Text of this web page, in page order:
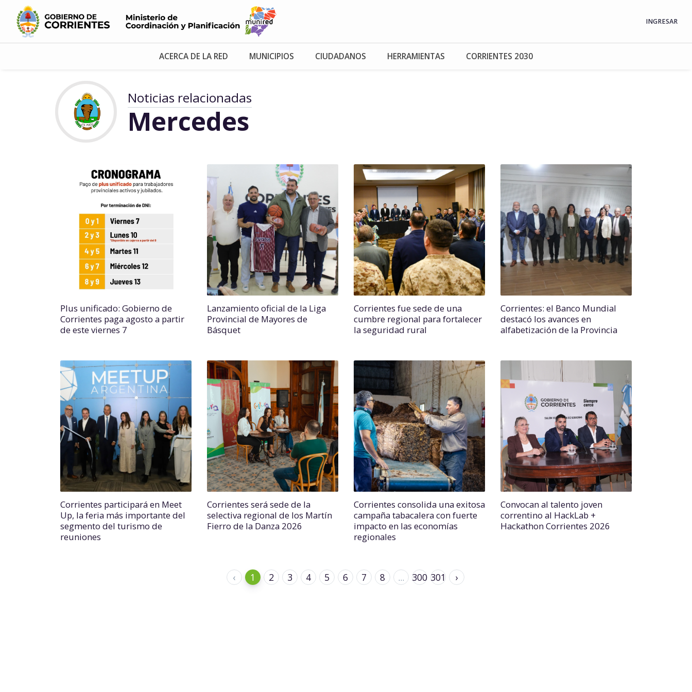
INGRESAR
ACERCA DE LA RED MUNICIPIOS CIUDADANOS HERRAMIENTAS CORRIENTES 2030
Noticias relacionadas
Mercedes
Plus unificado: Gobierno de
Corrientes paga agosto a partir
de este viernes 7
Lanzamiento oficial de la Liga
Provincial de Mayores de
Básquet
Corrientes fue sede de una
cumbre regional para fortalecer
la seguridad rural
Corrientes: el Banco Mundial
destacó los avances en
alfabetización de la Provincia
Corrientes participará en Meet
Up, la feria más importante del
segmento del turismo de
reuniones
Corrientes será sede de la
selectiva regional de los Martín
Fierro de la Danza 2026
Corrientes consolida una exitosa
campaña tabacalera con fuerte
impacto en las economías
regionales
Convocan al talento joven
correntino al HackLab +
Hackathon Corrientes 2026
‹ 1 2 3 4 5 6 7 8 ... 300 301 ›